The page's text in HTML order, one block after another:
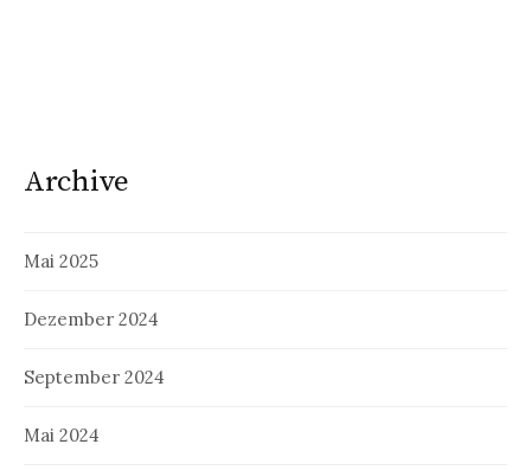
Archive
Mai 2025
Dezember 2024
September 2024
Mai 2024